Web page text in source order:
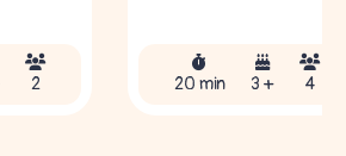
2 20 min 3 + 4